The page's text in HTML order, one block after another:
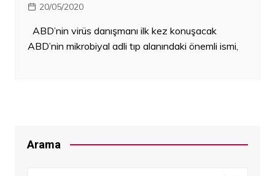
20/05/2020
ABD’nin virüs danışmanı ilk kez konuşacak
ABD’nin mikrobiyal adli tıp alanındaki önemli ismi,
Arama